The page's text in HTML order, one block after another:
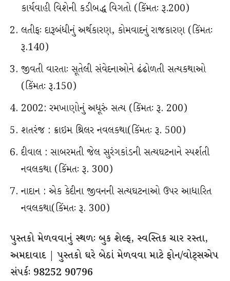
કાર્યવાહી વિશેની કડીબદ્ધ વિગતો (કિંમતઃ રૂ.200)
લતીફઃ દારૂબંધીનું અર્થકારણ, કોમવાદનું રાજકારણ (કિંમતઃ
રૂ.140)
જીવતી વારતાઃ સૂતેલી સંવેદનાઓને ઢંઢોળતી સત્યકથાઓ
(કિંમતઃ રૂ.150)
2002: રમખાણોનું અધૂરું સત્ય (કિંમતઃ રૂ. 200)
શતરંજ : ક્રાઇમ થ્રિલર નવલકથા(કિંમતઃ રૂ. 500)
દીવાલ : સાબરમતી જેલ સુરંગકાંડની સત્યઘટનાને સ્પર્શતી
નવલકથા (કિંમતઃ રૂ. 300)
નાદાન : એક કેદીના જીવનની સત્યઘટનાઓ ઉપર આધારિત
નવલકથા(કિંમતઃ રૂ. 300)
પુસ્તકો મેળવવાનું સ્થળઃ બુક શેલ્ફ, સ્વસ્તિક ચાર રસ્તા,
અમદાવાદ | પુસ્તકો ઘરે બેઠાં મેળવવા માટે ફોન/વોટ્સએપ
સંપર્કઃ 98252 90796